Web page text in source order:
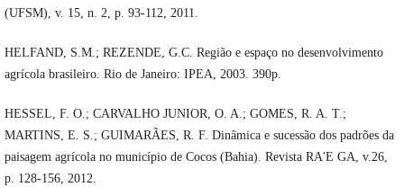
(UFSM), v. 15, n. 2, p. 93-112, 2011.
HELFAND, S.M.; REZENDE, G.C. Região e espaço no desenvolvimento
agrícola brasileiro. Rio de Janeiro: IPEA, 2003. 390p.
HESSEL, F. O.; CARVALHO JUNIOR, O. A.; GOMES, R. A. T.;
MARTINS, E. S.; GUIMARÃES, R. F. Dinâmica e sucessão dos padrões da
paisagem agrícola no município de Cocos (Bahia). Revista RA'E GA, v.26,
p. 128-156, 2012.